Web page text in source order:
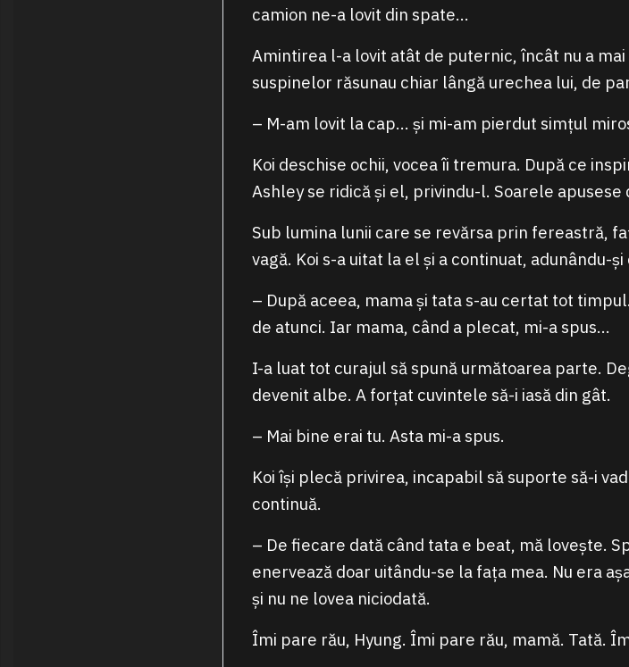
camion ne-a lovit din spate…
Amintirea l-a lovit atât de puternic, încât nu a
suspinelor răsunau chiar lângă urechea lui, de
– M-am lovit la cap… și mi-am pierdut simțul
Koi deschise ochii, vocea îi tremura. După ce
Ashley se ridică și el, privindu-l. Soarele
Sub lumina lunii care se revărsa prin fereastră,
vagă. Koi s-a uitat la el și a continuat, adunându-
– După aceea, mama și tata s-au certat tot
de atunci. Iar mama, când a plecat, mi-a spus…
I-a luat tot curajul să spună următoarea parte.
devenit albe. A forțat cuvintele să-i iasă din gât.
– Mai bine erai tu. Asta mi-a spus.
Koi își plecă privirea, incapabil să suporte să-i
continuă.
– De fiecare dată când tata e beat, mă lovește.
enervează doar uitându-se la fața mea. Nu era
și nu ne lovea niciodată.
Îmi pare rău, Hyung. Îmi pare rău, mamă. Tată.